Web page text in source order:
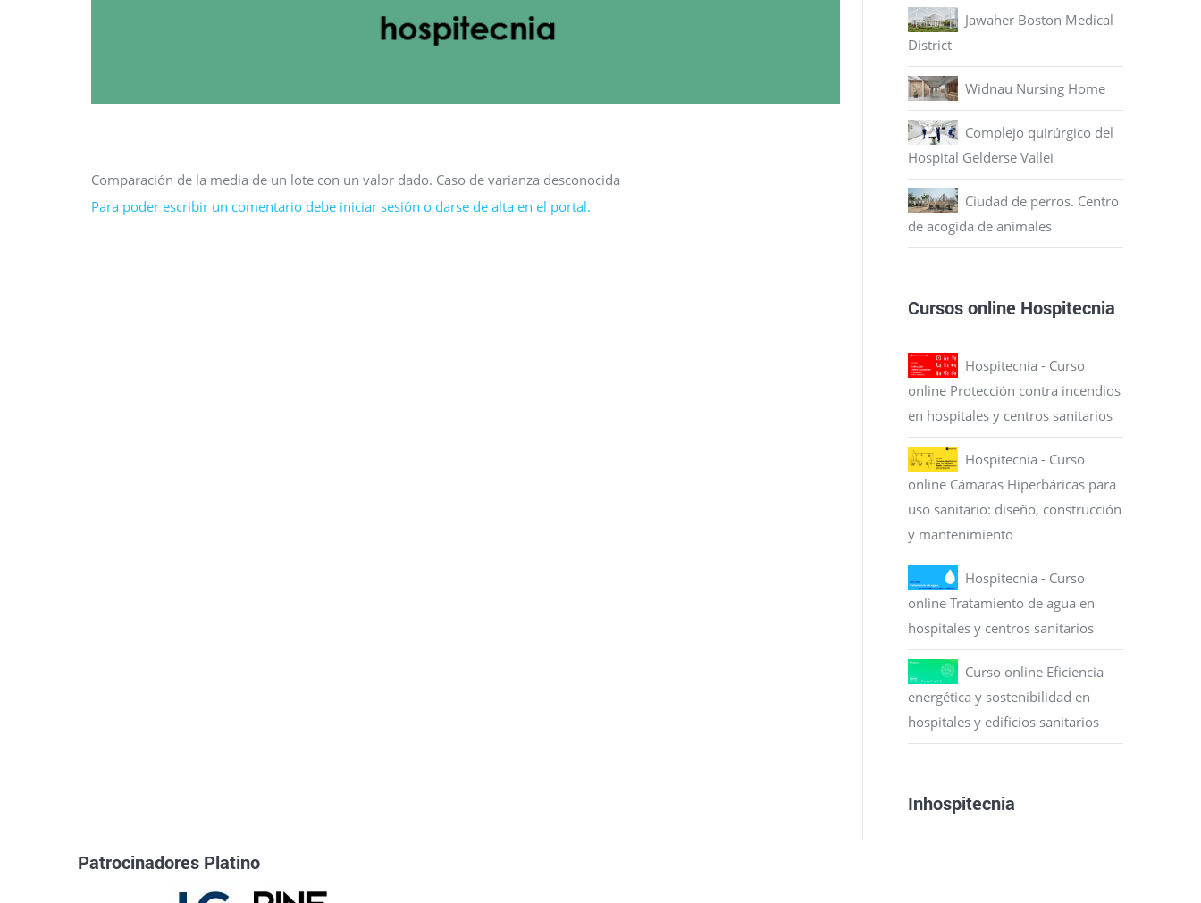
Comparación de la media de un lote con un valor dado. Caso de varianza desconocida
Para poder escribir un comentario debe iniciar sesión o darse de alta en el portal.
Jawaher Boston Medical
District
Widnau Nursing Home
Complejo quirúrgico del
Hospital Gelderse Vallei
Ciudad de perros. Centro
de acogida de animales
Cursos online Hospitecnia
Hospitecnia - Curso
online Protección contra incendios
en hospitales y centros sanitarios
Hospitecnia - Curso
online Cámaras Hiperbáricas para
uso sanitario: diseño, construcción
y mantenimiento
Hospitecnia - Curso
online Tratamiento de agua en
hospitales y centros sanitarios
Curso online Eficiencia
energética y sostenibilidad en
hospitales y edificios sanitarios
Inhospitecnia
Patrocinadores Platino